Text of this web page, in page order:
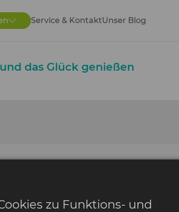
Service & KontaktUnser Blog
das Glück genießen
zu Funktions- und